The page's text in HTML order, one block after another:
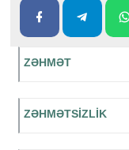
ZƏHMƏT
ZƏHMƏTSİZLİK